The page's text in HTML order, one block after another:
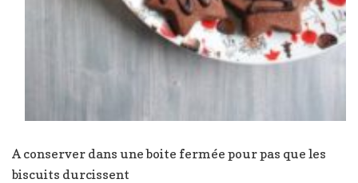
A conserver dans une boite fermée pour pas que les
biscuits durcissent